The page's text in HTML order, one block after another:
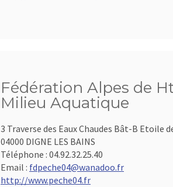
Fédération Alpes de
Milieu Aquatique
3 Traverse des Eaux Chaudes Bât-B Etoile
04000 DIGNE LES BAINS
Téléphone : 04.92.32.25.40
Email : fdpeche04@wanadoo.fr
http://www.peche04.fr